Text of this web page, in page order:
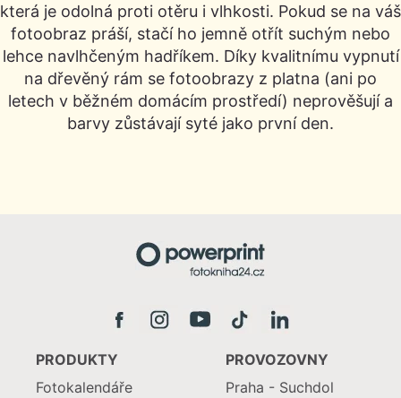
která je odolná proti otěru i vlhkosti. Pokud se na váš
fotoobraz práší, stačí ho jemně otřít suchým nebo
lehce navlhčeným hadříkem. Díky kvalitnímu vypnutí
na dřevěný rám se fotoobrazy z platna (ani po
letech v běžném domácím prostředí) neprověšují a
barvy zůstávají syté jako první den.
PRODUKTY
Fotokalendáře
PROVOZOVNY
Praha - Suchdol